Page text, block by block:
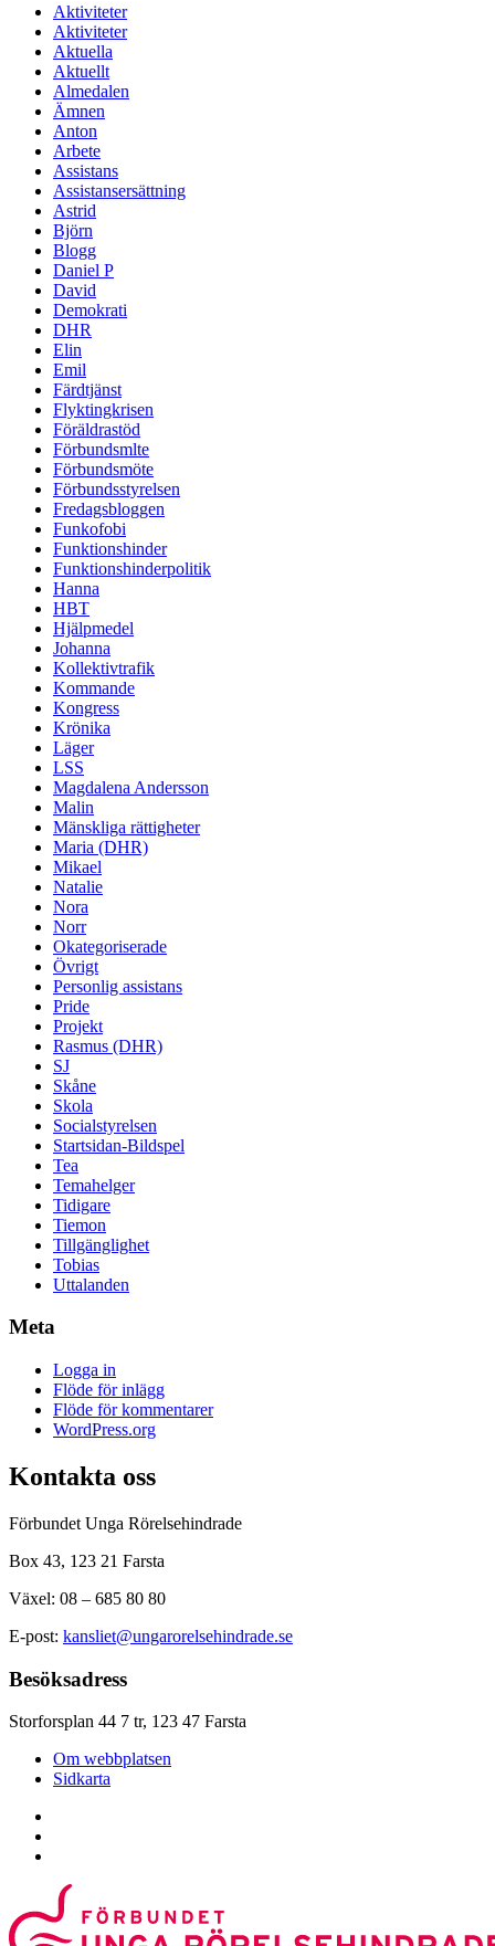
Aktiviteter
Aktiviteter
Aktuella
Aktuellt
Almedalen
Ämnen
Anton
Arbete
Assistans
Assistansersättning
Astrid
Björn
Blogg
Daniel P
David
Demokrati
DHR
Elin
Emil
Färdtjänst
Flyktingkrisen
Föräldrastöd
Förbundsmlte
Förbundsmöte
Förbundsstyrelsen
Fredagsbloggen
Funkofobi
Funktionshinder
Funktionshinderpolitik
Hanna
HBT
Hjälpmedel
Johanna
Kollektivtrafik
Kommande
Kongress
Krönika
Läger
LSS
Magdalena Andersson
Malin
Mänskliga rättigheter
Maria (DHR)
Mikael
Natalie
Nora
Norr
Okategoriserade
Övrigt
Personlig assistans
Pride
Projekt
Rasmus (DHR)
SJ
Skåne
Skola
Socialstyrelsen
Startsidan-Bildspel
Tea
Temahelger
Tidigare
Tiemon
Tillgänglighet
Tobias
Uttalanden
Meta
Logga in
Flöde för inlägg
Flöde för kommentarer
WordPress.org
Kontakta oss
Förbundet Unga Rörelsehindrade
Box 43, 123 21 Farsta
Växel: 08 – 685 80 80
E-post: kansliet@ungarorelsehindrade.se
Besöksadress
Storforsplan 44 7 tr, 123 47 Farsta
Om webbplatsen
Sidkarta